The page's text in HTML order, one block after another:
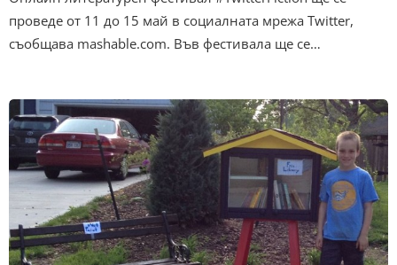
проведе от 11 до 15 май в социалната мрежа Twitter,
съобщава mashable.com. Във фестивала ще се…